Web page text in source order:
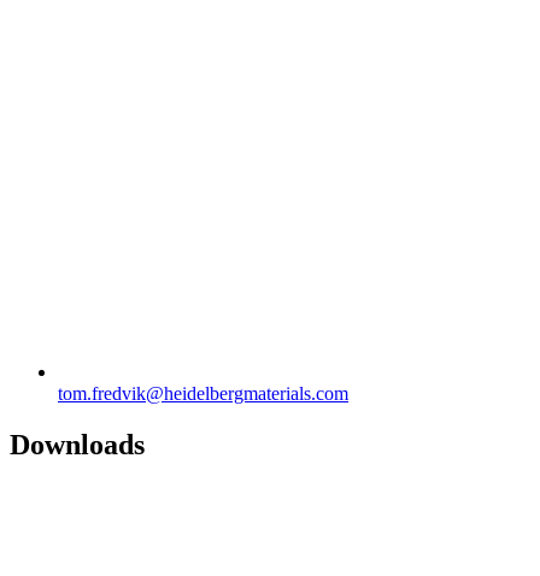
tom.fredvik​@heidelbergmaterials.com
Downloads